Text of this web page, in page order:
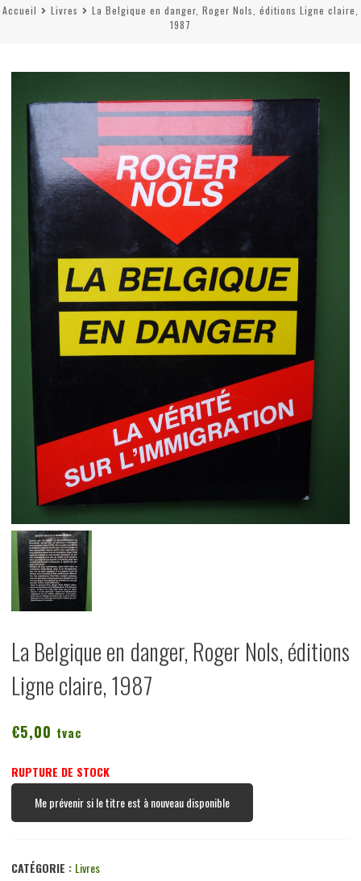
Accueil Livres
La Belgique en danger, Roger Nols, éditions Ligne claire,
1987
La Belgique en danger, Roger Nols, éditions
Ligne claire, 1987
€5,00 tvac
RUPTURE DE STOCK
Me prévenir si le titre est à nouveau disponible
CATÉGORIE : Livres